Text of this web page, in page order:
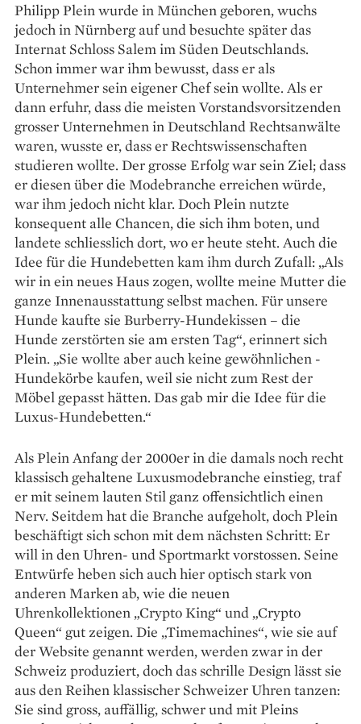
Philipp Plein wurde in München geboren, wuchs
jedoch in Nürnberg auf und besuchte später das
Internat Schloss Salem im Süden Deutschlands.
Schon immer war ihm bewusst, dass er als
Unternehmer sein eigener Chef sein wollte. Als er
dann erfuhr, dass die meisten Vorstandsvorsitzenden
grosser Unternehmen in Deutschland Rechtsanwälte
waren, wusste er, dass er Rechtswissenschaften
studieren wollte. Der grosse Erfolg war sein Ziel; dass
er diesen über die Modebranche erreichen würde,
war ihm jedoch nicht klar. Doch Plein nutzte
konsequent alle Chancen, die sich ihm boten, und
landete schliesslich dort, wo er heute steht. Auch die
Idee für die Hundebetten kam ihm durch Zufall: „Als
wir in ein neues Haus zogen, wollte meine Mutter die
ganze Innen­ausstattung selbst machen. Für unsere
Hunde kaufte sie Burberry-Hundekissen – die
Hunde zerstörten sie am ersten Tag“, erinnert sich
Plein. „Sie wollte aber auch keine gewöhnlichen ­
Hundekörbe kaufen, weil sie nicht zum Rest der
Möbel gepasst hätten. Das gab mir die Idee für die
Luxus-Hundebetten.“
Als Plein Anfang der 2000er in die damals noch recht
klassisch gehaltene Luxusmode­branche einstieg, traf
er mit seinem lauten Stil ganz offensichtlich einen
Nerv. Seitdem hat die Branche aufgeholt, doch Plein
beschäftigt sich schon mit dem nächsten Schritt: Er
will in den Uhren- und Sportmarkt vorstossen. Seine
Entwürfe heben sich auch hier optisch stark von
anderen Marken ab, wie die neuen
Uhrenkollektionen „Crypto King“ und „Crypto
Queen“ gut zeigen. Die „Timemachines“, wie sie auf
der Website genannt werden, werden zwar in der
Schweiz produziert, doch das schrille Design lässt sie
aus den Reihen klassischer Schweizer Uhren tanzen:
Sie sind gross, auffällig, schwer und mit Pleins